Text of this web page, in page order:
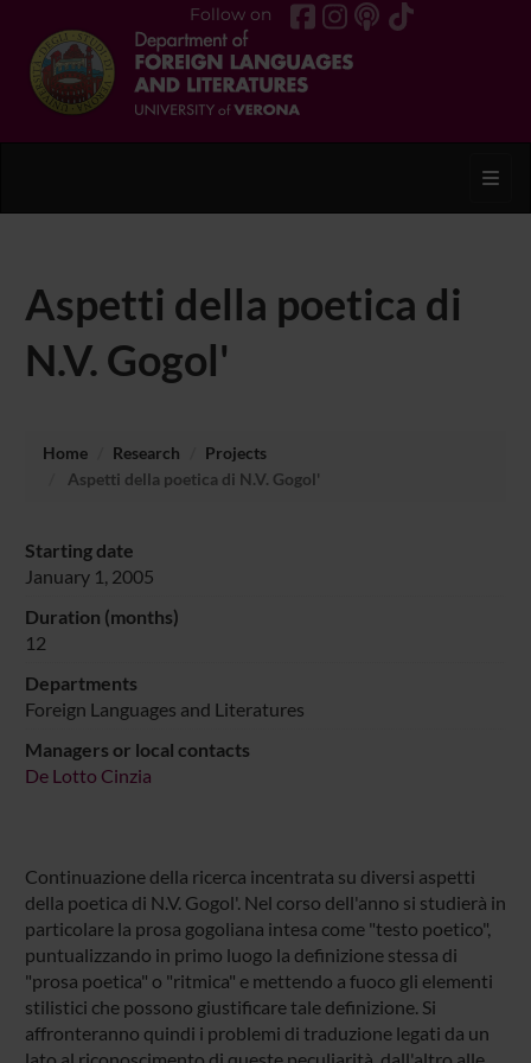
Follow on
Aspetti della poetica di
N.V. Gogol'
Home Research
Projects
Aspetti della poetica di N.V. Gogol'
Starting date
January 1, 2005
Duration (months)
12
Departments
Foreign Languages and Literatures
Managers or local contacts
De Lotto Cinzia
Continuazione della ricerca incentrata su diversi aspetti
della poetica di N.V. Gogol'. Nel corso dell'anno si studierà in
particolare la prosa gogoliana intesa come "testo poetico",
puntualizzando in primo luogo la definizione stessa di
"prosa poetica" o "ritmica" e mettendo a fuoco gli elementi
stilistici che possono giustificare tale definizione. Si
affronteranno quindi i problemi di traduzione legati da un